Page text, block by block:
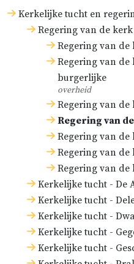
Kerkelijke tucht en
Regering van de kerk
Regering van de
Regering van
burgerlijke
overheid
Regering van
Regering van
Regering van de
Regering van
Regering van
Kerkelijke tucht - De
Kerkelijke tucht -
Kerkelijke tucht -
Kerkelijke tucht -
Kerkelijke tucht -
Rerum
scriptores
opmerkelijke
Boheemse
van
en 223).
Bij hen
de
taborieten
hebben
Reformatie